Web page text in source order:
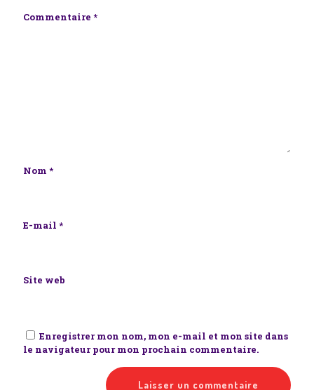
Commentaire *
Nom *
E-mail *
Site web
Enregistrer mon nom, mon e-mail et mon site dans
le navigateur pour mon prochain commentaire.